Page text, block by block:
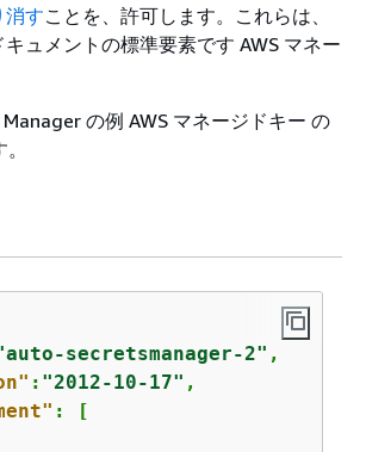
消すことを、許可します。これらは、
ュメントの標準要素です AWS マネー
の例 AWS マネージドキー の
secretsmanager-2" ,
: "2012-10-17" ,
: [